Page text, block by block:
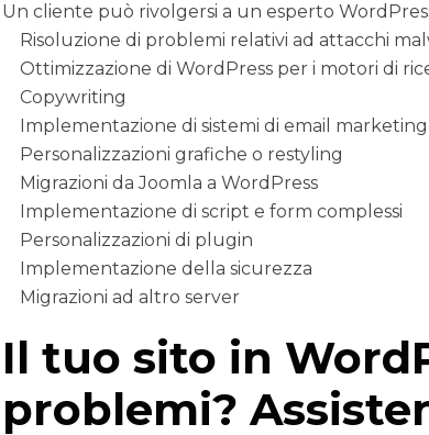
Un cliente può rivolgersi a un esperto
Risoluzione di problemi relativi ad attacchi
Ottimizzazione di WordPress per i motori di
Copywriting
Implementazione di sistemi di email
Personalizzazioni grafiche o restyling
Migrazioni da Joomla a WordPress
Implementazione di script e form complessi
Personalizzazioni di plugin
Implementazione della sicurezza
Migrazioni ad altro server
Il tuo sito in
problemi?